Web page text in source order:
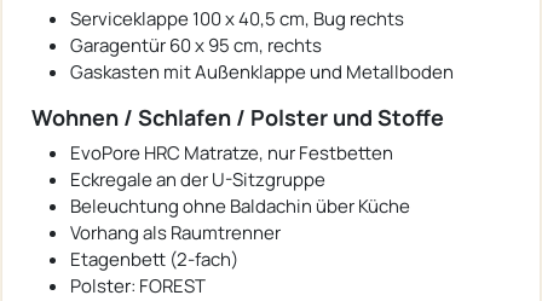
Serviceklappe 100 x 40,5 cm, Bug rechts
Garagentür 60 x 95 cm, rechts
Gaskasten mit Außenklappe und Metallboden
Wohnen / Schlafen / Polster und Stoffe
EvoPore HRC Matratze, nur Festbetten
Eckregale an der U-Sitzgruppe
Beleuchtung ohne Baldachin über Küche
Vorhang als Raumtrenner
Etagenbett (2-fach)
Polster: FOREST